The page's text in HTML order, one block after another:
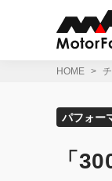
HOME
パフォー
「